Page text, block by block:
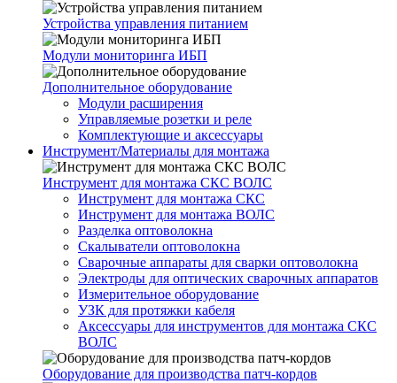
Устройства управления питанием
Модули мониторинга ИБП
Дополнительное оборудование
Модули расширения
Управляемые розетки и реле
Комплектующие и аксессуары
Инструмент/Материалы для монтажа
Инструмент для монтажа СКС ВОЛС
Инструмент для монтажа СКС
Инструмент для монтажа ВОЛС
Разделка оптоволокна
Скалыватели оптоволокна
Сварочные аппараты для сварки оптоволокна
Электроды для оптических сварочных аппаратов
Измерительное оборудование
УЗК для протяжки кабеля
Аксессуары для инструментов для монтажа СКС
ВОЛС
Оборудование для производства патч-кордов